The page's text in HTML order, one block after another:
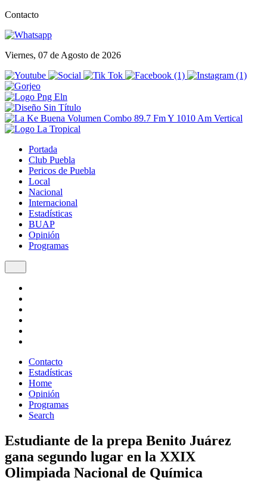
Contacto
Viernes, 07 de Agosto de 2026
Portada
Club Puebla
Pericos de Puebla
Local
Nacional
Internacional
Estadísticas
BUAP
Opinión
Programas
Contacto
Estadísticas
Home
Opinión
Programas
Search
Estudiante de la prepa Benito Juárez
gana segundo lugar en la XXIX
Olimpiada Nacional de Química